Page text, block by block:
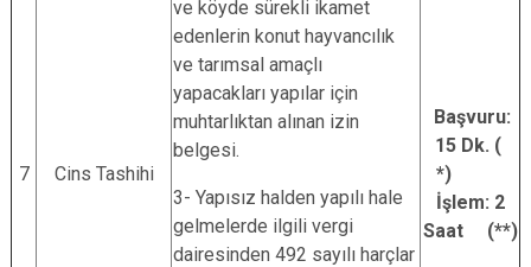
7 Cins Tashihi
ve köyde sürekli ikamet
edenlerin konut hayvancılık
ve tarımsal amaçlı
yapacakları yapılar için
muhtarlıktan alınan izin
belgesi.
3- Yapısız halden yapılı hale
gelmelerde ilgili vergi
dairesinden 492 sayılı harçlar
Başvuru:
15 Dk. (
*)
İşlem: 2
Saat (**)